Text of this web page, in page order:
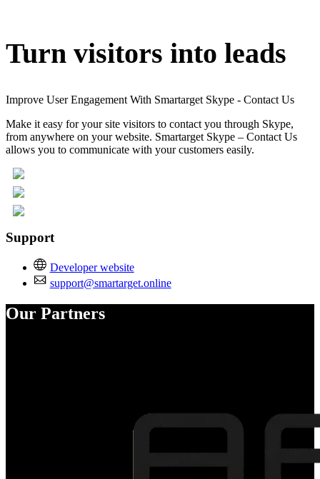
Turn visitors into leads
Improve User Engagement With Smartarget Skype - Contact Us
Make it easy for your site visitors to contact you through Skype,
from anywhere on your website. Smartarget Skype – Contact Us
allows you to communicate with your customers easily.
Support
Developer website
support@smartarget.online
Our Partners